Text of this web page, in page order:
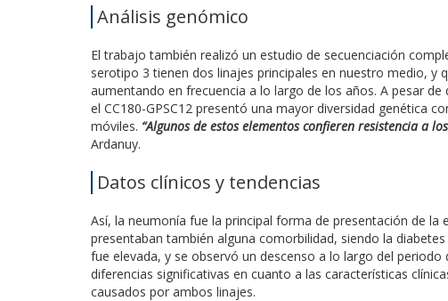
Análisis genómico
El trabajo también realizó un estudio de secuenciación
serotipo 3 tienen dos linajes principales en nuestro medio, y
aumentando en frecuencia a lo largo de los años. A pesar
el CC180-GPSC12 presentó una mayor diversidad genética
móviles. “Algunos de estos elementos confieren resistencia a
Ardanuy.
Datos clínicos y tendencias
Así, la neumonía fue la principal forma de presentación de
presentaban también alguna comorbilidad, siendo la
fue elevada, y se observó un descenso a lo largo del
diferencias significativas en cuanto a las características
causados por ambos linajes.